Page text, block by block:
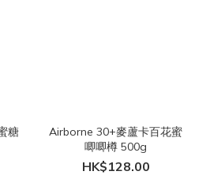
糖
Airborne 30+麥蘆卡百花蜜
唧唧樽 500g
HK$128.00